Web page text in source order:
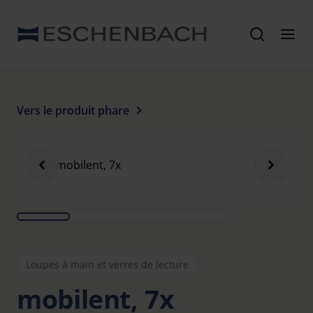
Vers le produit phare
Loupes à main et verres de lecture
mobilent, 7x